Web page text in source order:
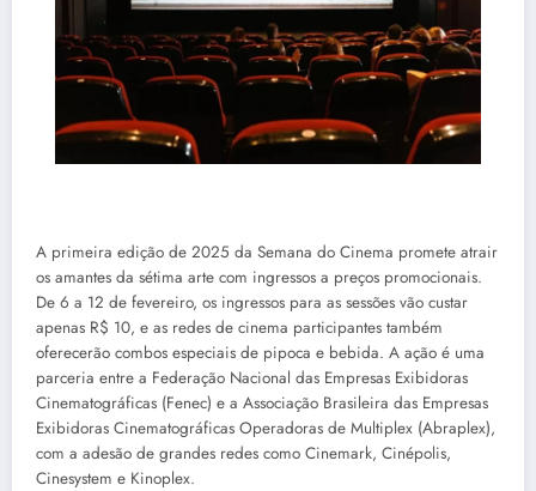
A primeira edição de 2025 da Semana do Cinema promete atrair
os amantes da sétima arte com ingressos a preços promocionais.
De 6 a 12 de fevereiro, os ingressos para as sessões vão custar
apenas R$ 10, e as redes de cinema participantes também
oferecerão combos especiais de pipoca e bebida. A ação é uma
parceria entre a Federação Nacional das Empresas Exibidoras
Cinematográficas (Fenec) e a Associação Brasileira das Empresas
Exibidoras Cinematográficas Operadoras de Multiplex (Abraplex),
com a adesão de grandes redes como Cinemark, Cinépolis,
Cinesystem e Kinoplex.